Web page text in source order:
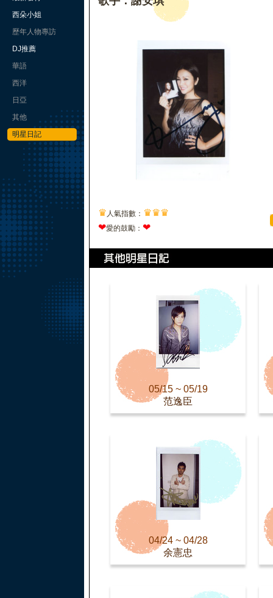
西朵小姐
歷年人物專訪
DJ推薦
華語
西洋
日亞
其他
明星日記
♛ 人氣指數： ♛♛♛
❤愛的鼓勵： ❤
05/15 ~ 05/19
范逸臣
04/24 ~ 04/28
余憲忠